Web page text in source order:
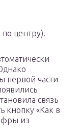
центру).
первой части
связь
кнопку «Как в
из